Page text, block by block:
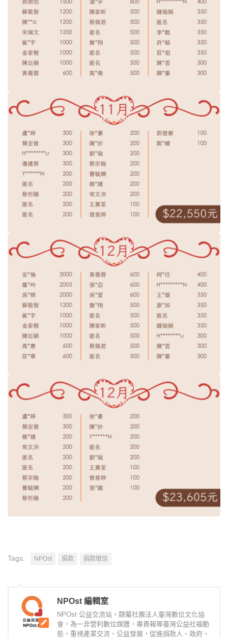
Tags: NPOst 捐款 捐款徵信
NPOst 編輯室
NPOst 公益交流站，隸屬社團法人臺灣數位文化協
會，為一非營利數位媒體，專責報導臺灣公益社福動
態，重視產業交流、公益發展，促進捐款人、政府、